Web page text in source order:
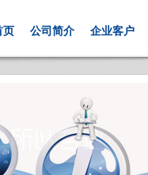
页 公司简介 企业客户